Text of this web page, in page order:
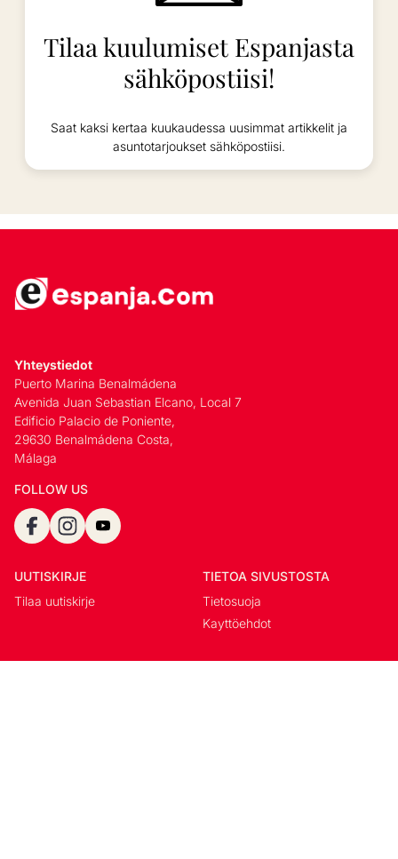
Tilaa kuulumiset Espanjasta
sähköpostiisi!
Saat kaksi kertaa kuukaudessa uusimmat artikkelit ja
asuntotarjoukset sähköpostiisi.
Yhteystiedot
Puerto Marina Benalmádena
Avenida Juan Sebastian Elcano, Local 7
Edificio Palacio de Poniente,
29630 Benalmádena Costa,
Málaga
FOLLOW US
UUTISKIRJE
Tilaa uutiskirje
TIETOA SIVUSTOSTA
Tietosuoja
Kayttöehdot